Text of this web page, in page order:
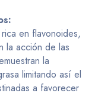
en flavonoides,
la acción de las
la
limitando así el
a favorecer